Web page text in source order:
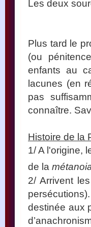
Les deux
Plus tard le
(ou
enfants au
lacunes (en
pas
connaître.
Histoire de la
1/ A l'origine,
de la
2/ Arrivent
destinée aux